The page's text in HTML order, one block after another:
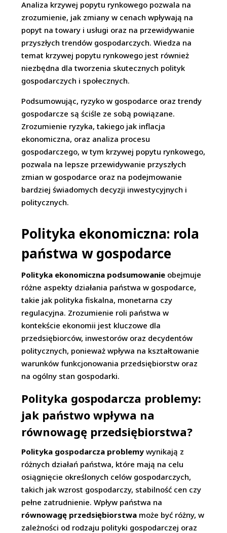
Analiza krzywej popytu rynkowego pozwala na
zrozumienie, jak zmiany w cenach wpływają na
popyt na towary i usługi oraz na przewidywanie
przyszłych trendów gospodarczych. Wiedza na
temat krzywej popytu rynkowego jest również
niezbędna dla tworzenia skutecznych polityk
gospodarczych i społecznych.
Podsumowując, ryzyko w gospodarce oraz trendy
gospodarcze są ściśle ze sobą powiązane.
Zrozumienie ryzyka, takiego jak inflacja
ekonomiczna, oraz analiza procesu
gospodarczego, w tym krzywej popytu rynkowego,
pozwala na lepsze przewidywanie przyszłych
zmian w gospodarce oraz na podejmowanie
bardziej świadomych decyzji inwestycyjnych i
politycznych.
Polityka ekonomiczna: rola
państwa w gospodarce
Polityka ekonomiczna podsumowanie obejmuje
różne aspekty działania państwa w gospodarce,
takie jak polityka fiskalna, monetarna czy
regulacyjna. Zrozumienie roli państwa w
kontekście ekonomii jest kluczowe dla
przedsiębiorców, inwestorów oraz decydentów
politycznych, ponieważ wpływa na kształtowanie
warunków funkcjonowania przedsiębiorstw oraz
na ogólny stan gospodarki.
Polityka gospodarcza problemy:
jak państwo wpływa na
równowagę przedsiębiorstwa?
Polityka gospodarcza problemy wynikają z
różnych działań państwa, które mają na celu
osiągnięcie określonych celów gospodarczych,
takich jak wzrost gospodarczy, stabilność cen czy
pełne zatrudnienie. Wpływ państwa na
równowagę przedsiębiorstwa może być różny, w
zależności od rodzaju polityki gospodarczej oraz